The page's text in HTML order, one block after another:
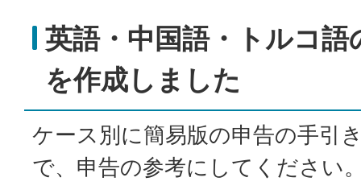
英語・中国語・トルコ語
を作成しました
ケース別に簡易版の申告の手引
で、申告の参考にしてください